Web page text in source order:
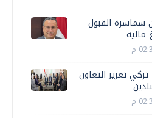
سماسرة القبول
مالية
تعزيز التعاون